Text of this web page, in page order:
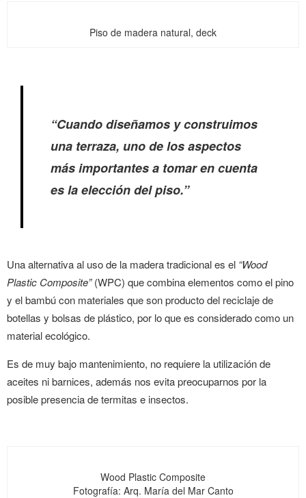
Piso de madera natural, deck
“Cuando diseñamos y construimos
una terraza, uno de los aspectos
más importantes a tomar en cuenta
es la elección del piso.”
Una alternativa al uso de la madera tradicional es el “Wood
Plastic Composite”(WPC) que combina elementos como el pino
y el bambú con materiales que son producto del reciclaje de
botellas y bolsas de plástico, por lo que es considerado como un
material ecológico.
Es de muy bajo mantenimiento, no requiere la utilización de
aceites ni barnices, además nos evita preocuparnos por la
posible presencia de termitas e insectos.
Wood Plastic Composite
Fotografía: Arq. María del Mar Canto